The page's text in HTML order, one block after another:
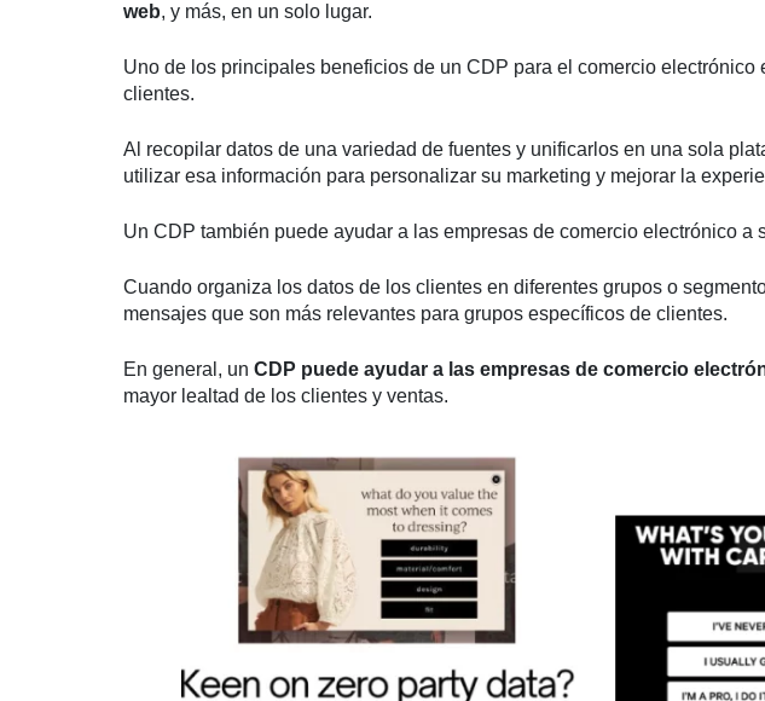
web, y más, en un solo lugar.
Uno de los principales beneficios de un CDP para el comercio
clientes.
Al recopilar datos de una variedad de fuentes y unificarlos en una sola
utilizar esa información para personalizar su marketing y mejorar la
Un CDP también puede ayudar a las empresas de comercio electrónico
Cuando organiza los datos de los clientes en diferentes grupos o
mensajes que son más relevantes para grupos específicos de clientes.
En general, un CDP puede ayudar a las empresas de comercio
mayor lealtad de los clientes y ventas.